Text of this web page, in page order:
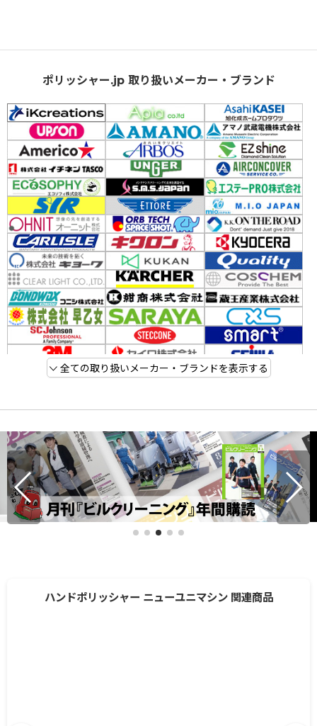
ポリッシャー.jp 取り扱いメーカー・ブランド
全ての取り扱いメーカー・ブランドを表示する
ハンドポリッシャー ニューユニマシン 関連商品